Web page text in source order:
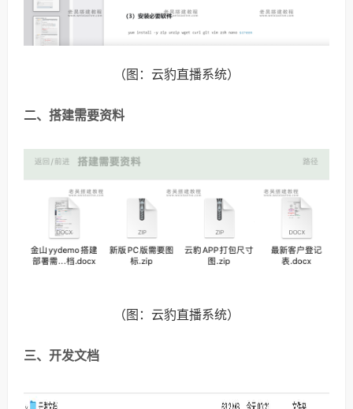
（图：云豹直播系统）
二、搭建需要资料
（图：云豹直播系统）
三、开发文档